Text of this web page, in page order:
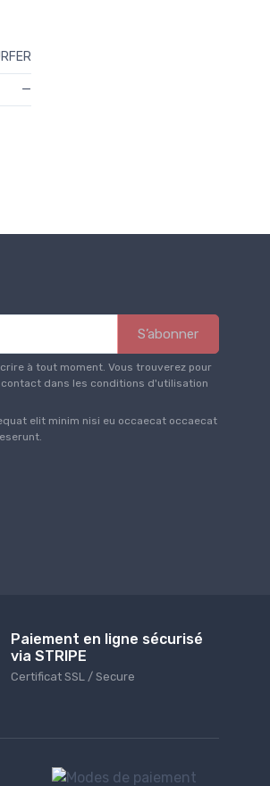
—
S’abonner
à tout moment. Vous trouverez pour
dans les conditions d'utilisation
elit minim nisi eu occaecat occaecat
Paiement en ligne sécurisé
via STRIPE
Certificat SSL / Secure